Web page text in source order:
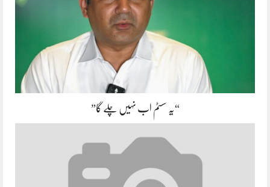
“یہ سسٹم اب نہیں چلے گا”